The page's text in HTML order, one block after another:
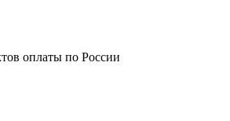
оплаты по России